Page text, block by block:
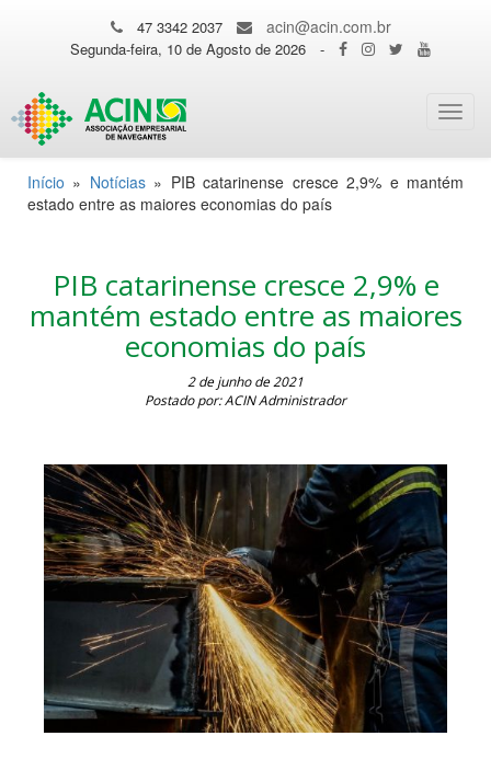
47 3342 2037 acin@acin.com.br
Segunda-feira, 10 de Agosto de 2026 -
Início » Notícias» PIB catarinense cresce 2,9% e mantém
estado entre as maiores economias do país
PIB catarinense cresce 2,9% e
mantém estado entre as maiores
economias do país
2 de junho de 2021
Postado por: ACIN Administrador